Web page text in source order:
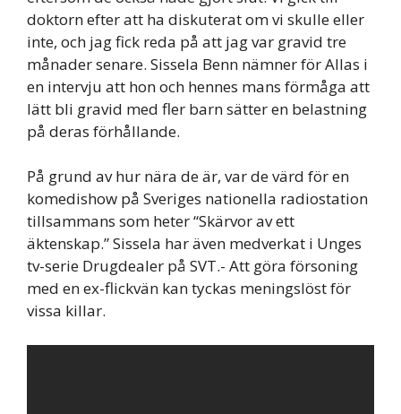
doktorn efter att ha diskuterat om vi skulle eller
inte, och jag fick reda på att jag var gravid tre
månader senare. Sissela Benn nämner för Allas i
en intervju att hon och hennes mans förmåga att
lätt bli gravid med fler barn sätter en belastning
på deras förhållande.
På grund av hur nära de är, var de värd för en
komedishow på Sveriges nationella radiostation
tillsammans som heter “Skärvor av ett
äktenskap.” Sissela har även medverkat i Unges
tv-serie Drugdealer på SVT.- Att göra försoning
med en ex-flickvän kan tyckas meningslöst för
vissa killar.